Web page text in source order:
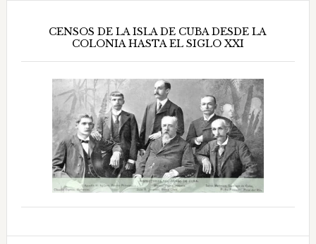
CENSOS DE LA ISLA DE CUBA DESDE LA
COLONIA HASTA EL SIGLO XXI